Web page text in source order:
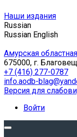
Наши издания
Russian
Russian English
Амурская
675000, г.
+7 (416) 277-0787
info.aodb-
Версия для
Войти